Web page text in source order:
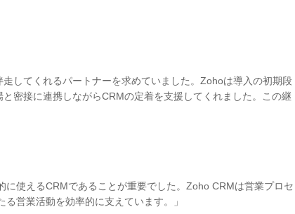
してくれるパートナーを求めていました。Zohoは導入の初期段
密接に連携しながらCRMの定着を支援してくれました。この継
に使えるCRMであることが重要でした。Zoho CRMは営業プロセ
営業活動を効率的に支えています。」